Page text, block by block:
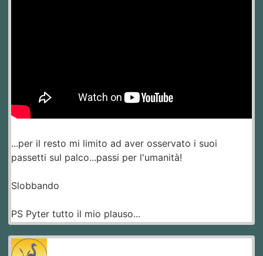
...per il resto mi limito ad aver osservato i suoi
passetti sul palco...passi per l'umanità!
Slobbando
PS Pyter tutto il mio plauso...